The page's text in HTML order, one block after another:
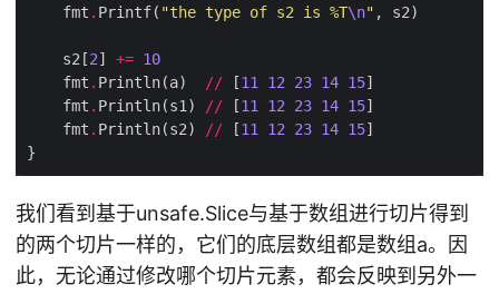
    fmt
. Printf( "the type of s2 is %T\n"
    s2[
2] += 10
    fmt
. Println(a) // [11 12 23 14 15
    fmt
. Println(s1) // [11 12 23 14 15
    fmt
. Println(s2) // [11 12 23 14 15
我们看到基于unsafe.Slice与基于数组进行切片得到
的两个切片一样的，它们的底层数组都是数组a。因
此，无论通过修改哪个切片元素，都会反映到另外一